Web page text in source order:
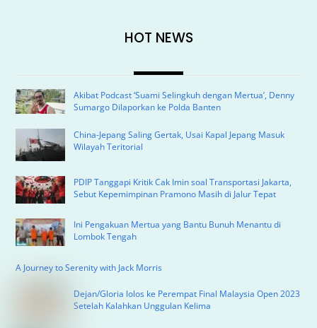
HOT NEWS
Akibat Podcast ‘Suami Selingkuh dengan Mertua’, Denny
Sumargo Dilaporkan ke Polda Banten
China-Jepang Saling Gertak, Usai Kapal Jepang Masuk
Wilayah Teritorial
PDIP Tanggapi Kritik Cak Imin soal Transportasi Jakarta,
Sebut Kepemimpinan Pramono Masih di Jalur Tepat
Ini Pengakuan Mertua yang Bantu Bunuh Menantu di
Lombok Tengah
A Journey to Serenity with Jack Morris
Dejan/Gloria lolos ke Perempat Final Malaysia Open 2023
Setelah Kalahkan Unggulan Kelima